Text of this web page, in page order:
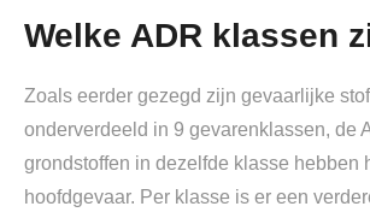
Welke ADR klassen
Zoals eerder gezegd zijn gevaarlijke
onderverdeeld in 9 gevarenklassen, de
grondstoffen in dezelfde klasse hebben
hoofdgevaar. Per klasse is er een